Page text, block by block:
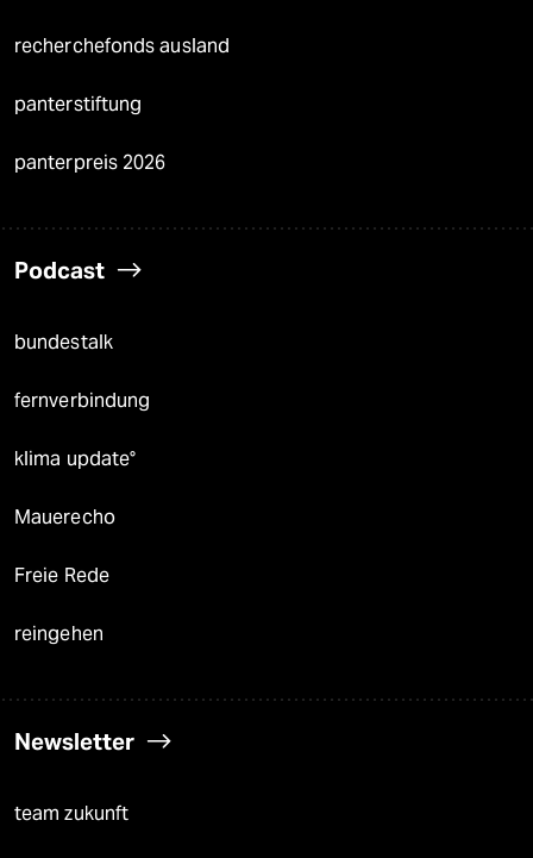
recherchefonds ausland
panterstiftung
panterpreis 2026
Podcast
bundestalk
fernverbindung
klima update°
Mauerecho
Freie Rede
reingehen
Newsletter
team zukunft